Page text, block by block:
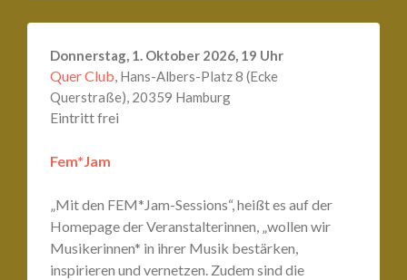
Donnerstag, 1. Oktober 2026, 19 Uhr
Quer Club, Hans-Albers-Platz 8 (Ecke
Querstraße), 20359 Hamburg
Eintritt frei
Fem*Jam
„Mit den FEM*Jam-Sessions“, heißt es auf der
Homepage der Veranstalterinnen, „wollen wir
Musikerinnen* in ihrer Musik bestärken,
inspirieren und vernetzen. Zudem sind die